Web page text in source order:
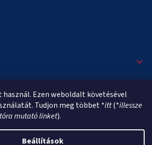
használ. Ezen weboldalt követésével
Tudjon meg többet *itt(*illessze
mutató linket).
Beállítások